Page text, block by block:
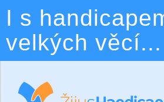
I s
velkých věcí...